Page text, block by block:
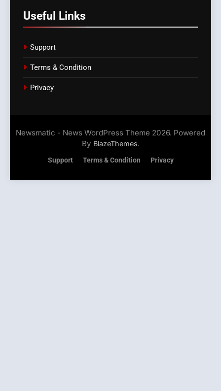
Useful Links
Support
Terms & Condition
Privacy
Newsmatic - News WordPress Theme 2026. Powered
By BlazeThemes.
Support Terms & Condition Privacy